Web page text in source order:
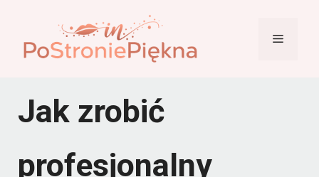
treści
Menu
Jak zrobić
profesjonalny